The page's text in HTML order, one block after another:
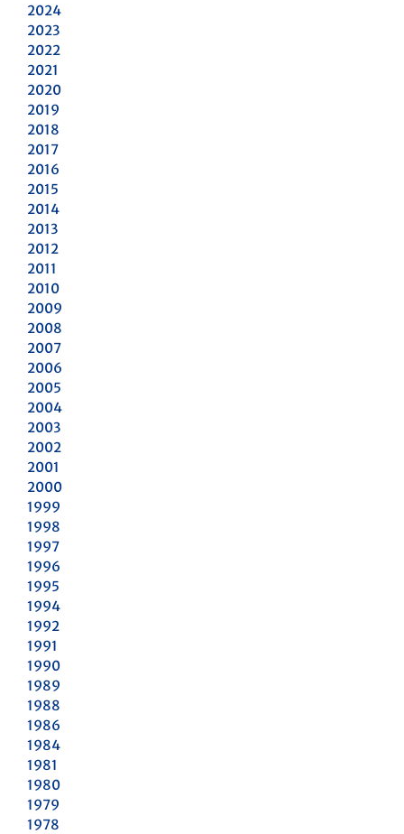
2024
2023
2022
2021
2020
2019
2018
2017
2016
2015
2014
2013
2012
2011
2010
2009
2008
2007
2006
2005
2004
2003
2002
2001
2000
1999
1998
1997
1996
1995
1994
1992
1991
1990
1989
1988
1986
1984
1981
1980
1979
1978